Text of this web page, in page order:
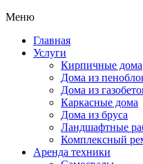
Меню
Главная
Услуги
Кирпичные дома
Дома из
Дома из
Каркасные дома
Дома из бруса
Ландшафтные
Комплексный
Аренда техники